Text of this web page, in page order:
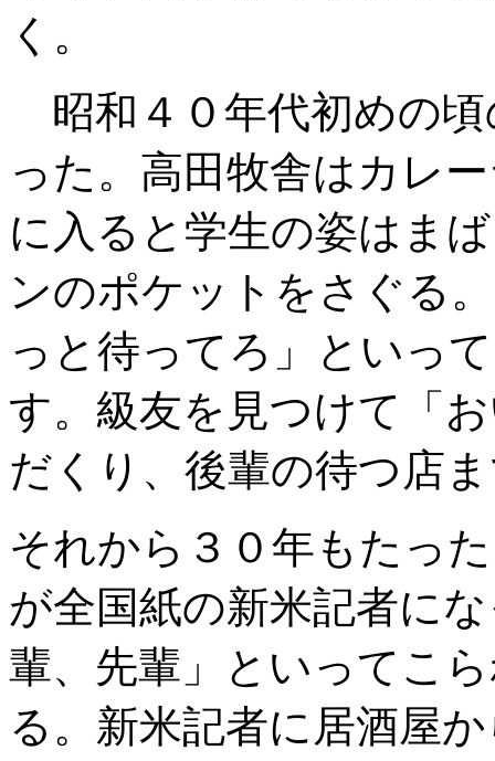
く。
昭和４０年代初めの
った。高田牧舎はカレ
に入ると学生の姿はま
ンのポケットをさぐる
っと待ってろ」といっ
す。級友を見つけて「
だくり、後輩の待つ店
それから３０年もたっ
が全国紙の新米記者に
輩、先輩」といってこ
る。新米記者に居酒屋